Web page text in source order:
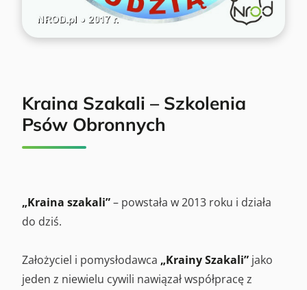
Kraina Szakali – Szkolenia
Psów Obronnych
„Kraina szakali”– powstała w 2013 roku i działa
do dziś.
Założyciel i pomysłodawca „Krainy Szakali” jako
jeden z niewielu cywili nawiązał współpracę z